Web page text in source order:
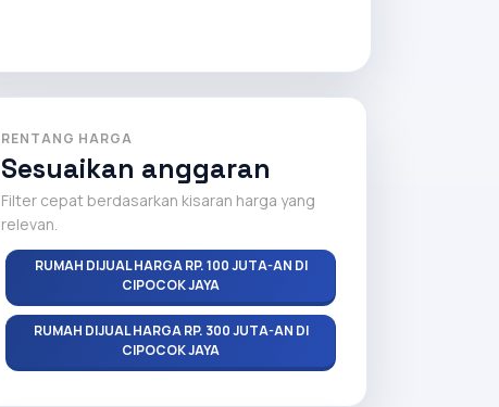
RENTANG HARGA
Sesuaikan anggaran
Filter cepat berdasarkan kisaran harga yang
relevan.
RUMAH DIJUAL HARGA RP. 100 JUTA-AN DI
CIPOCOK JAYA
RUMAH DIJUAL HARGA RP. 300 JUTA-AN DI
CIPOCOK JAYA